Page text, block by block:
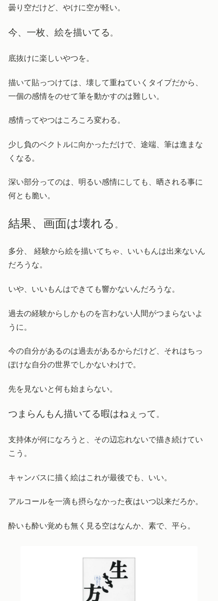
曇り空だけど、やけに空が軽い。
今、一枚、絵を描いてる。
底抜けに楽しいやつを。
描いて貼っつけては、壊して重ねていくタイプだから、
一個の感情をのせて筆を動かすのは難しい。
感情ってやつはころころ変わる。
少し負のベクトルに向かっただけで、途端、筆は進まな
くなる。
深い部分ってのは、明るい感情にしても、晒される事に
何とも脆い。
結果、画面は壊れる 。
多分、 経験から絵を描いてちゃ、いいもんは出来ないん
だろうな。
いや、いいもんはできても響かないんだろうな。
過去の経験からしかものを言わない人間がつまらないよ
うに。
今の自分があるのは過去があるからだけど、それはちっ
ぽけな自分の世界でしかないわけで。
先を見ないと何も始まらない。
つまらんもん描いてる暇はねぇって。
支持体が何になろうと、その辺忘れないで描き続けてい
こう。
キャンバスに描く絵はこれが最後でも、いい。
アルコールを一滴も摂らなかった夜はいつ以来だろか。
酔いも酔い覚めも無く見る空はなんか、素で、平ら。